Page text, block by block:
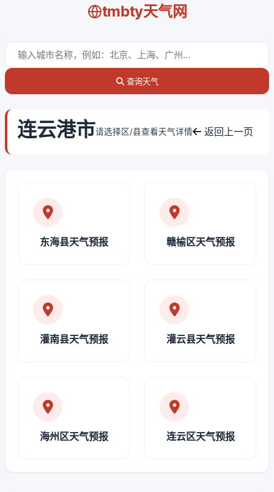
tmbty天气网
查询天气
连云港市请选择区/县查看天气详情 返回上一页
东海县天气预报 赣榆区天气预报
灌南县天气预报 灌云县天气预报
海州区天气预报 连云区天气预报